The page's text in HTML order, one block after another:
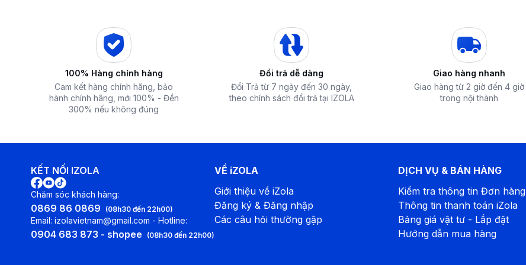
Tại thị trường nước ta Daikin đứng vững ngôi vị số 1 ở tất cả các dòng sản phẩm: Treo tường, âm trần,
Tủ đứng, nối ống gió, multi...đã chứng minh được chất lượng vượt trội, cùng dịch vụ hỗ trợ khách hàng
tốt nhất.
Máy lạnh âm trần Daikin FCFC100DVM/RZFC100DY1
chính hãng được sản xuất nhập khẩu Thái Lan -
100% Hàng chính hàng
Cam kết hàng chính hãng, bảo
hành chính hãng, mới 100% - Đền
300% nếu không đúng
Đổi trả dễ dàng
Đổi Trả từ 7 ngày đến 30 ngày,
theo chính sách đổi trả tại IZOLA
Giao hàng nhanh
Giao hàng từ 2 giờ đến 4 giờ
trong nội thành
KẾT NỐI IZOLA
Chăm sóc khách hàng:
0869 86 0869 (08h30 đến 22h00)
Email: izolavietnam@gmail.com - Hotline:
0904 683 873 - shopee (08h30 đến 22h00)
VỀ iZOLA
Giới thiệu về iZola
Đăng ký & Đăng nhập
Các câu hỏi thường gặp
DỊCH VỤ & BÁN HÀNG
Kiểm tra thông tin Đơn hàng
Thông tin thanh toán iZola
Bảng giá vật tư - Lắp đặt
Hướng dẫn mua hàng